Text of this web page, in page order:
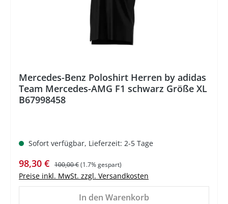
Mercedes-Benz Poloshirt Herren by adidas
Team Mercedes-AMG F1 schwarz Größe XL
B67998458
Sofort verfügbar, Lieferzeit: 2-5 Tage
Verkaufspreis:
98,30 € Regulärer Preis:
100,00 €(1.7% gespart)
Preise inkl. MwSt. zzgl. Versandkosten
In den Warenkorb